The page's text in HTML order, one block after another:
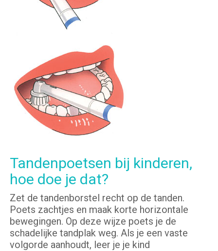
Tandenpoetsen bij kinderen,
hoe doe je dat?
Zet de tandenborstel recht op de tanden.
Poets zachtjes en maak korte horizontale
bewegingen. Op deze wijze poets je de
schadelijke tandplak weg. Als je een vaste
volgorde aanhoudt, leer je je kind